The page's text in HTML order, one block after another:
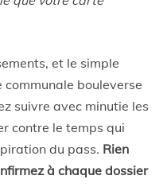
et le simple
communale bouleverse
suivre avec minutie les
contre le temps qui
du pass. Rien
à chaque dossier